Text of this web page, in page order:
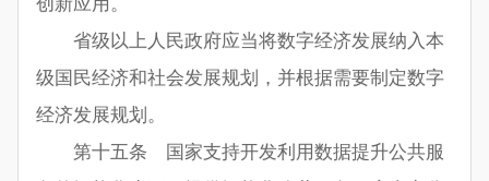
创新应用。
省级以上人民政府应当将数字经济发展纳入本
级国民经济和社会发展规划，并根据需要制定数字
经济发展规划。
第十五条 国家支持开发利用数据提升公共服